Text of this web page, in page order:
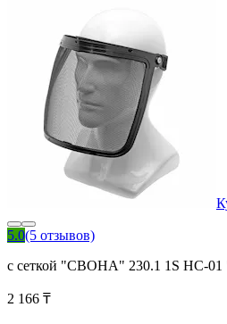
5.0(5 отзывов)
с сеткой "СВОНА" 230.1 1S НС-
2 166 ₸